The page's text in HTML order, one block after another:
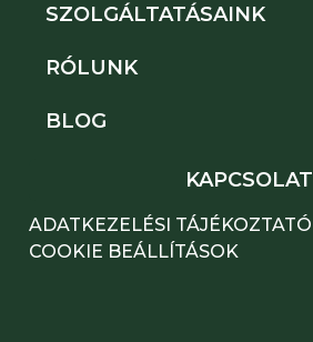
SZOLGÁLTATÁSAINK
RÓLUNK
BLOG
KAPCSOLAT
ADATKEZELÉSI TÁJÉKOZTATÓ
COOKIE BEÁLLÍTÁSOK